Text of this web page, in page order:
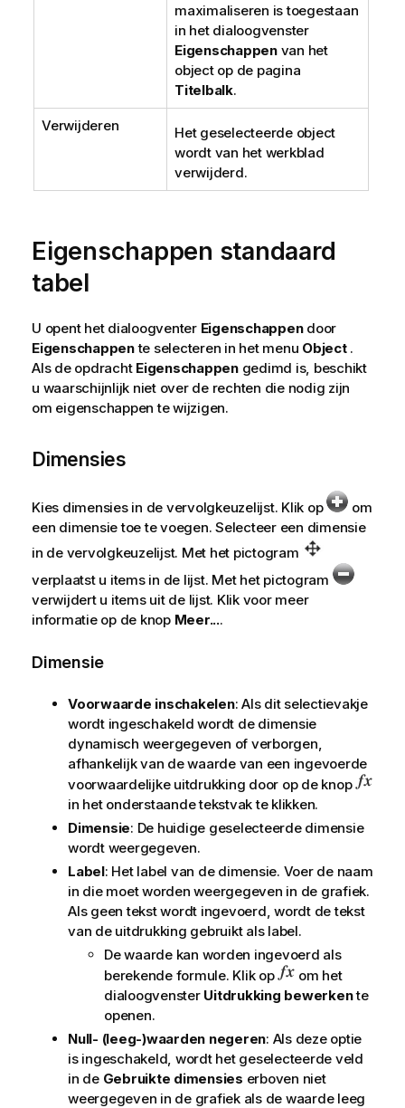
maximaliseren is toegestaan
in het dialoogvenster
Eigenschappenvan het
object op de pagina
Titelbalk.
Verwijderen
Het geselecteerde object
wordt van het werkblad
verwijderd.
Eigenschappen standaard
tabel
U opent het dialoogventer Eigenschappendoor
Eigenschappente selecteren in het menu Object.
Als de opdracht Eigenschappengedimd is, beschikt
u waarschijnlijk niet over de rechten die nodig zijn
om eigenschappen te wijzigen.
Dimensies
Kies dimensies in de vervolgkeuzelijst. Klik op
om
een dimensie toe te voegen. Selecteer een dimensie
in de vervolgkeuzelijst. Met het pictogram
verplaatst u items in de lijst. Met het pictogram
verwijdert u items uit de lijst. Klik voor meer
informatie op de knop Meer....
Dimensie
Voorwaarde inschakelen: Als dit selectievakje
wordt ingeschakeld wordt de dimensie
dynamisch weergegeven of verborgen,
afhankelijk van de waarde van een ingevoerde
voorwaardelijke uitdrukking door op de knop
in het onderstaande tekstvak te klikken.
Dimensie: De huidige geselecteerde dimensie
wordt weergegeven.
Label: Het label van de dimensie. Voer de naam
in die moet worden weergegeven in de grafiek.
Als geen tekst wordt ingevoerd, wordt de tekst
van de uitdrukking gebruikt als label.
De waarde kan worden ingevoerd als
berekende formule. Klik op
om het
dialoogvenster Uitdrukking bewerkente
openen.
Null- (leeg-)waarden negeren: Als deze optie
is ingeschakeld, wordt het geselecteerde veld
in de Gebruikte dimensies erboven niet
weergegeven in de grafiek als de waarde leeg